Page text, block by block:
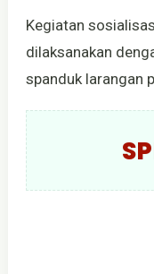
Kegiatan
dilaksanakan
spanduk larangan